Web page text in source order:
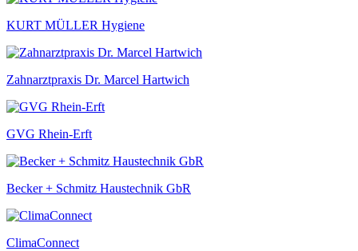
KURT MÜLLER Hygiene
Zahnarztpraxis Dr. Marcel Hartwich
GVG Rhein-Erft
Becker + Schmitz Haustechnik GbR
ClimaConnect